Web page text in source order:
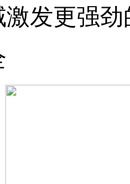
激发更强
全